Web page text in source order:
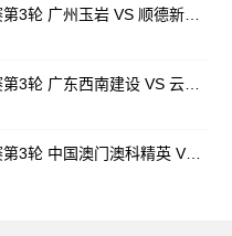
07月24日 佛山西甲足球联赛第3轮 中国澳门澳科精英 VS 藝品高國際 全场录像